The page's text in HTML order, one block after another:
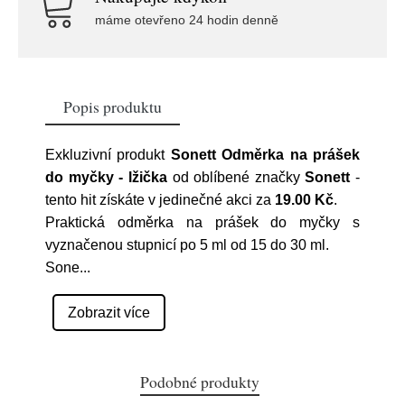
máme otevřeno 24 hodin denně
Popis produktu
Exkluzivní produkt Sonett Odměrka na prášek
do myčky - lžičkaod oblíbené značkySonett -
tento hit získáte v jedinečné akci za 19.00 Kč.
Praktická odměrka na prášek do myčky s
vyznačenou stupnicí po 5 ml od 15 do 30 ml.
Sone...
Zobrazit více
Podobné produkty